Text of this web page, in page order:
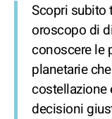
Scopri subito
oroscopo di
conoscere le
planetarie
costellazione
decisioni